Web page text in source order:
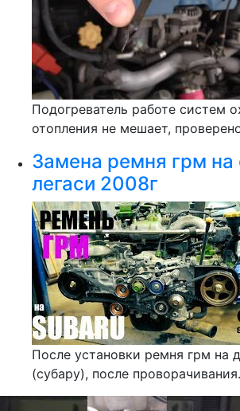
Подогреватель работе систем
отопления не мешает,
Замена ремня грм на
легаси 2008г
После установки ремня грм на
(субару), после